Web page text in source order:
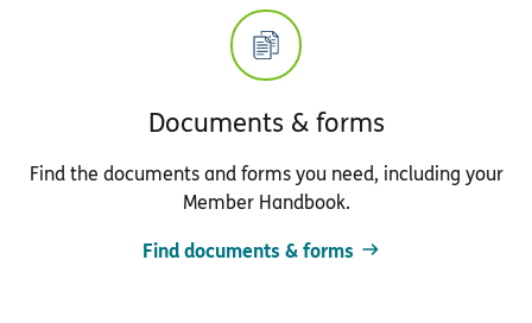
Documents & forms
Find the documents and forms you need, including your
Member Handbook.
Find documents & forms